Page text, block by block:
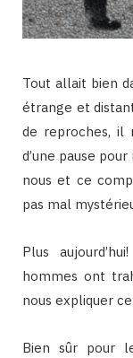
Tout allait bien
étrange et
de reproches, il
d’une pause
nous et ce
pas mal
Plus
hommes ont
nous expliquer
Bien sûr pour